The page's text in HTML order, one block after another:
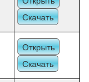
Скачать
Открыть
Скачать